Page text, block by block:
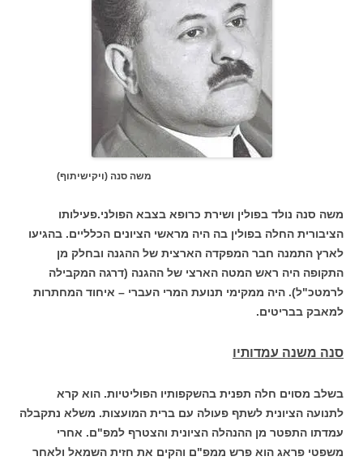
משה סנה (ויקישיתוף)
משה סנה נולד בפולין ושירת כרופא בצבא הפולני.פעילותו
הציבורית החלה בפולין בה היה מראשי הציונים הכלליים. בהגיעו
לארץ התמנה חבר המפקדה הארצית של ההגנה ובחלק מן
התקופה היה ראש המטה הארצי של ההגנה (דרגה המקבילה
לרמטכ"ל). היה ממקימי תנועת המרי העברי – איחוד המחתרות
למאבק בבריטים.
סנה משנה עמדותיו
בשלב מסוים חלה תפנית בהשקפותיו הפוליטיות. הוא קרא
לתנועה הציונית לשתף פעולה עם ברית המועצות. משלא נתקבלה
עמדתו התפטר מן ההנהלה הציונית והצטרף למפ"ם. אחרי
משפטי פראג הוא פרש ממפ"ם והקים את חזית השמאל ולאחר